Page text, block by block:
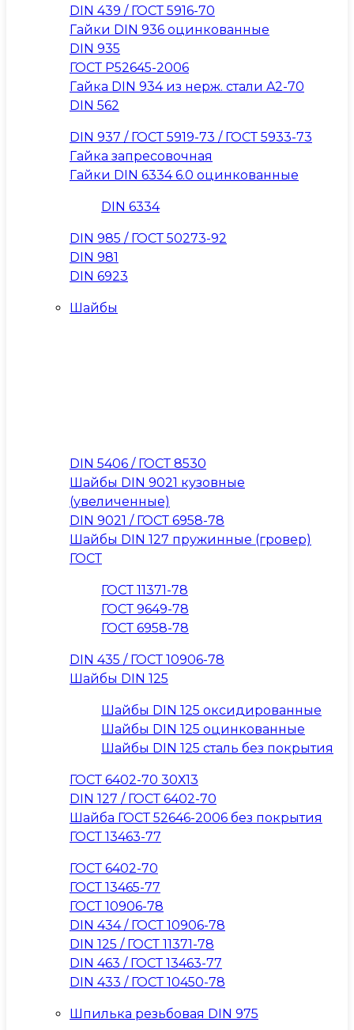
DIN 439 / ГОСТ 5916-70
Гайки DIN 936 оцинкованные
DIN 935
ГОСТ Р52645-2006
Гайка DIN 934 из нерж. стали A2-70
DIN 562
DIN 937 / ГОСТ 5919-73 / ГОСТ 5933-73
Гайка запресовочная
Гайки DIN 6334 6.0 оцинкованные
DIN 6334
DIN 985 / ГОСТ 50273-92
DIN 981
DIN 6923
Шайбы
DIN 5406 / ГОСТ 8530
Шайбы DIN 9021 кузовные
(увеличенные)
DIN 9021 / ГОСТ 6958-78
Шайбы DIN 127 пружинные (гровер)
ГОСТ
ГОСТ 11371-78
ГОСТ 9649-78
ГОСТ 6958-78
DIN 435 / ГОСТ 10906-78
Шайбы DIN 125
Шайбы DIN 125 оксидированные
Шайбы DIN 125 оцинкованные
Шайбы DIN 125 сталь без покрытия
ГОСТ 6402-70 30Х13
DIN 127 / ГОСТ 6402-70
Шайба ГОСТ 52646-2006 без покрытия
ГОСТ 13463-77
ГОСТ 6402-70
ГОСТ 13465-77
ГОСТ 10906-78
DIN 434 / ГОСТ 10906-78
DIN 125 / ГОСТ 11371-78
DIN 463 / ГОСТ 13463-77
DIN 433 / ГОСТ 10450-78
Шпилька резьбовая DIN 975